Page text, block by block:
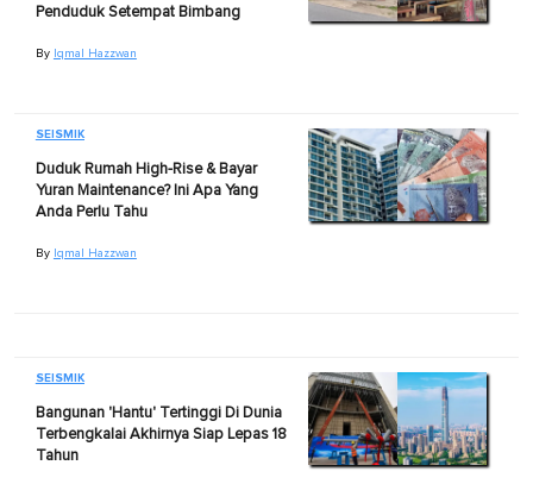
Penduduk Setempat Bimbang
By Iqmal Hazzwan
SEISMIK
Duduk Rumah High-Rise & Bayar
Yuran Maintenance? Ini Apa Yang
Anda Perlu Tahu
By Iqmal Hazzwan
SEISMIK
Bangunan 'Hantu' Tertinggi Di Dunia
Terbengkalai Akhirnya Siap Lepas 18
Tahun